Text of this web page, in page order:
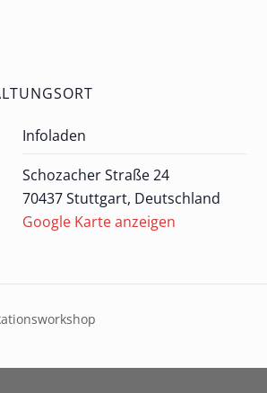
Infoladen
Schozacher Straße 24
70437 Stuttgart, Deutschland
Google Karte anzeigen